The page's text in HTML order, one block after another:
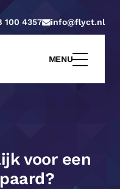
100 4357 info@flyct.nl
MENU
voor een